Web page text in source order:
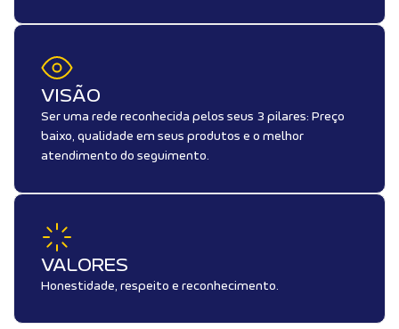
VISÃO
Ser uma rede reconhecida pelos seus 3 pilares: Preço
baixo, qualidade em seus produtos e o melhor
atendimento do seguimento.
VALORES
Honestidade, respeito e reconhecimento.